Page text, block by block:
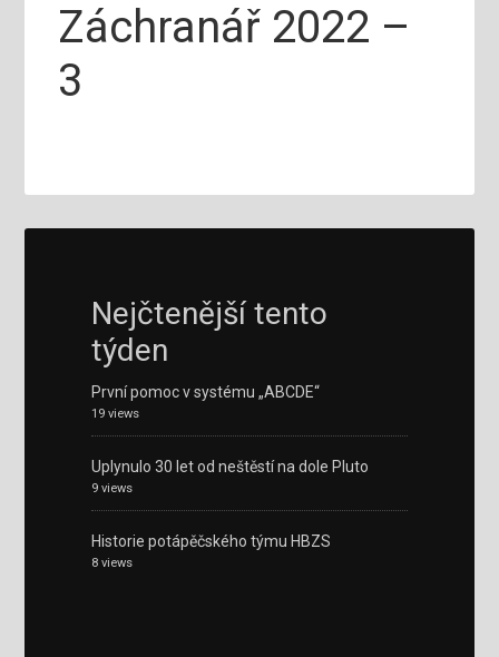
Záchranář 2022 –
3
Nejčtenější tento
týden
První pomoc v systému „ABCDE“
19 views
Uplynulo 30 let od neštěstí na dole Pluto
9 views
Historie potápěčského týmu HBZS
8 views